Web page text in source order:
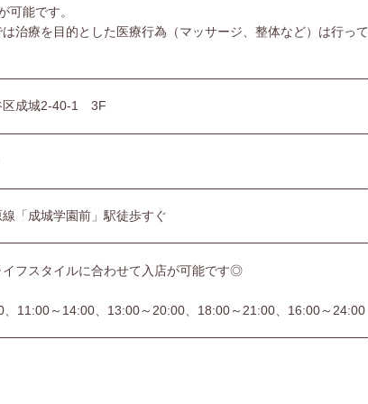
可能です。
治療を目的とした医療行為（マッサージ、整体など）は行って
区成城2-40-1 3F
「成城学園前」駅徒歩すぐ
フスタイルに合わせて入店が可能です◎
、11:00～14:00、13:00～20:00、18:00～21:00、16:00～24:00